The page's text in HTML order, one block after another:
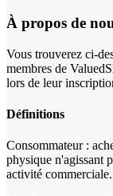
À propos de
Vous trouverez ci-
membres de
lors de leur
Définitions
Consommateur :
physique n'agissant
activité commerciale.